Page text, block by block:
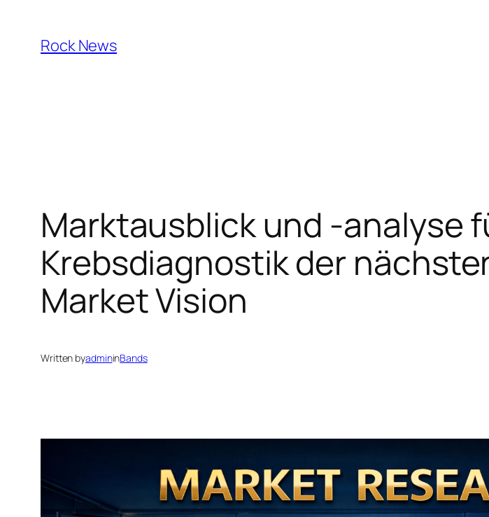
content
Rock News
Marktausblick und -analyse
Krebsdiagnostik der
Market Vision
Written byadmininBands